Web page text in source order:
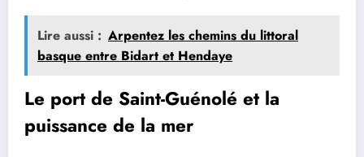
Lire aussi : Arpentez les chemins du littoral
basque entre Bidart et Hendaye
Le port de Saint-Guénolé et la
puissance de la mer